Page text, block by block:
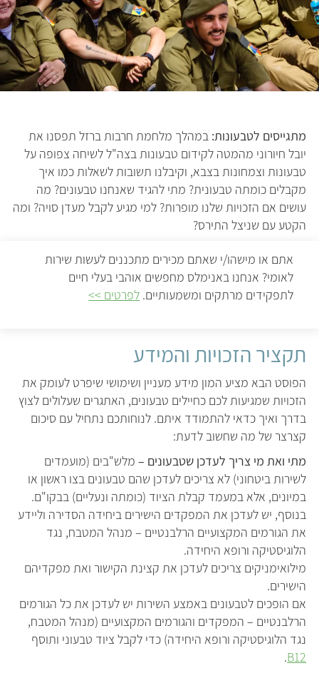
מתגייסים לטבעונות: במהלך מלחמת חרבות ברזל תפסנו את
יובל חיורוני מהמטה לקידום טבעונות בצה"ל לשיחה צפופה על
טבעונות וצמחונות בצבא, וקיבלנו תשובות לשאלות כמו איך
מקבלים כומתה טבעונית? מתי להגיד שאנחנו טבעונים? מה
עושים אם הזכויות שלנו מופרות? למי מגיע לקבל מעדן סויה? ומה
הקטע עם שניצל התירס?
אתם או מישהו/י שאתם מכירים מתכננים לעשות שירות
לאומי? אנחנו באנימלס מחפשים אוהבי בעלי חיים
לתפקידים מרתקים ומשמעותיים. לפרטים >>
תקציר הזכויות והמידע
הפוסט הבא מציע המון מידע מעניין ושימושי שיפרט לעומק את
הזכויות שמגיעות לכם כחיילים טבעונים, האתגרים שעלולים לצוץ
בדרך ואיך כדאי להתמודד איתם. לנוחותכם נתחיל עם סיכום
קצרצר של מה שחשוב לדעת:
מתי ואת מי צריך לעדכן שטבעונים – מלש"בים (מועמדים
לשירות ביטחוני) לא צריכים לעדכן שהם טבעונים בצו ראשון או
במיונים, אלא במעמד קבלת הציוד (כומתה ונעליים) בבקו"ם.
בנוסף, יש לעדכן את המפקדים הישירים ביחידה הסדירה וליידע
את הגורמים המקצועיים הרלבנטיים – מנהל המטבח, נגד
הלוגיסטיקה ורופא היחידה.
מילואימניקים צריכים לעדכן את קצינת הקישור ואת מפקדיהם
הישירים.
אם הופכים לטבעונים באמצע השירות יש לעדכן את כל הגורמים
הרלבנטיים – המפקדים והגורמים המקצועיים (מנהל המטבח,
נגד הלוגיסטיקה ורופא היחידה) כדי לקבל ציוד טבעוני ותוסף
B12
.